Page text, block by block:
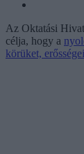
Az Oktatási
célja, hogy a
körüket,